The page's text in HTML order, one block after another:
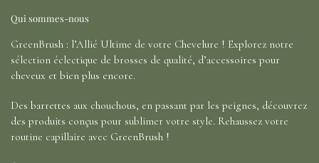
Qui sommes-nous
GreenBrush : l’Allié Ultime de votre Chevelure ! Explorez notre
sélection éclectique de brosses de qualité, d’accessoires pour
cheveux et bien plus encore.
Des barrettes aux chouchous, en passant par les peignes, découvrez
des produits conçus pour sublimer votre style. Rehaussez votre
routine capillaire avec GreenBrush !